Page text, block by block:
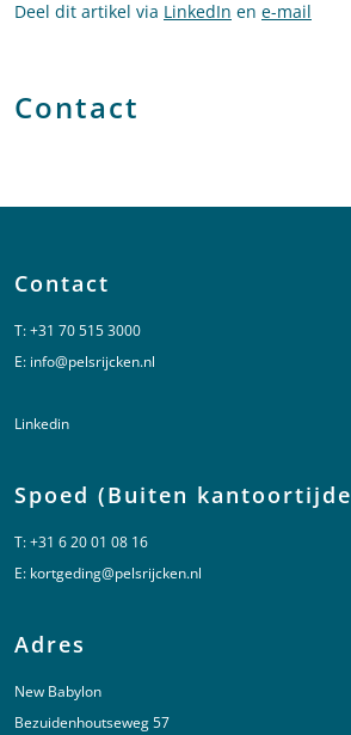
Deel dit artikel via LinkedIn en e-mail
Contact
Contact
T:+31 70 515 3000
E: info@pelsrijcken.nl
Linkedin
Spoed (Buiten
T:+31 6 20 01 08 16
E: kortgeding@pelsrijcken.nl
Adres
New Babylon
Bezuidenhoutseweg 57